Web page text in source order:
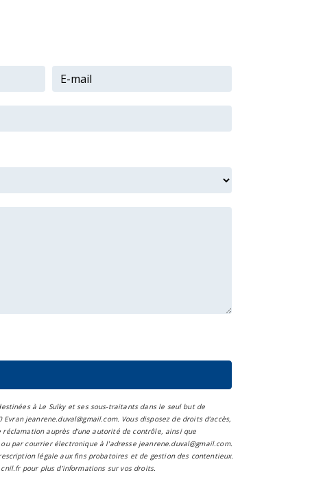
à Le Sulky et ses sous-traitants dans le seul but de
jeanrene.duval@gmail.com. Vous disposez de droits d’accès,
auprès d’une autorité de contrôle, ainsi que
par courrier électronique à l'adresse jeanrene.duval@gmail.com.
légale aux fins probatoires et de gestion des contentieux.
pour plus d’informations sur vos droits.